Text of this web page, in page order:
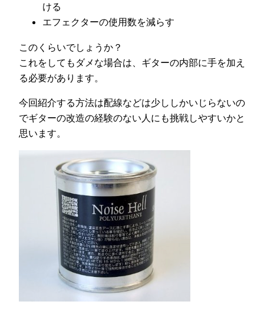
ける
エフェクターの使用数を減らす
このくらいでしょうか？
これをしてもダメな場合は、ギターの内部に手を加え
る必要があります。
今回紹介する方法は配線などは少ししかいじらないの
でギターの改造の経験のない人にも挑戦しやすいかと
思います。